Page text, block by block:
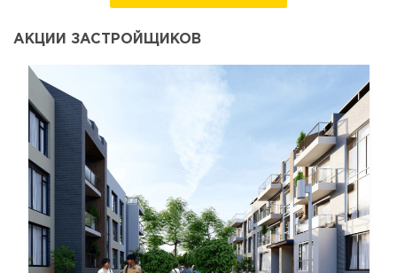
АКЦИИ ЗАСТРОЙЩИКОВ